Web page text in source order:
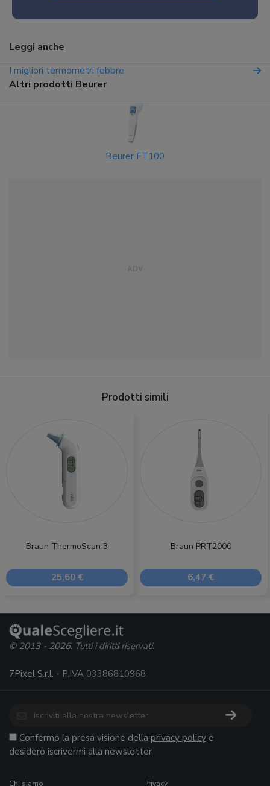
Leggi anche
I migliori termometri febbre
Altri prodotti Beurer
Beurer FT100
Prodotti simili
Braun ThermoScan 3
25,60 €
Braun PRT2000
6,47 €
© 2013 - 2026. Tutti i diritti riservati.
7Pixel S.r.l. - P.IVA 03386810968
Confermo la presa visione della privacy policy e
desidero iscrivermi alla newsletter
Chi siamo Privacy